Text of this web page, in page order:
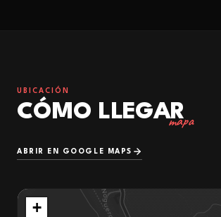
UBICACIÓN
CÓMO LLEGAR
mapa
ABRIR EN GOOGLE MAPS
+